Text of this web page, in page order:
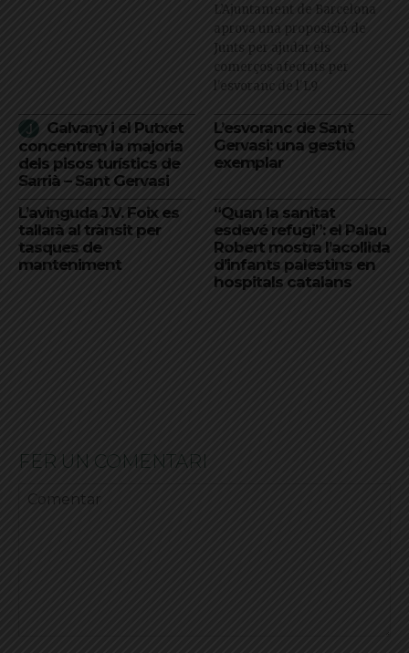
L’Ajuntament de Barcelona
aprova una proposició de
Junts per ajudar els
comerços afectats per
l'esvoranc de l'L9
Galvany i el Putxet
concentren la majoria
dels pisos turístics de
Sarrià – Sant Gervasi
L’esvoranc de Sant
Gervasi: una gestió
exemplar
L’avinguda J.V. Foix es
tallarà al trànsit per
tasques de
manteniment
“Quan la sanitat
esdevé refugi”: el Palau
Robert mostra l’acollida
d’infants palestins en
hospitals catalans
FER UN COMENTARI